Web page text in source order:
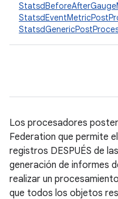
Los procesadores
Federation que permite
registros DESPUÉS de
generación de informes
realizar un
que todos los objetos